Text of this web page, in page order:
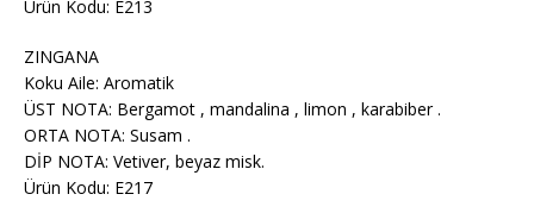
Ürün Kodu: E213
ZINGANA
Koku Aile: Aromatik
ÜST NOTA: Bergamot , mandalina , limon , karabiber .
ORTA NOTA: Susam .
DİP NOTA: Vetiver, beyaz misk.
Ürün Kodu: E217